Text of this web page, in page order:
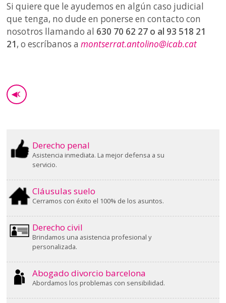
Si quiere que le ayudemos en algún caso judicial
que tenga, no dude en ponerse en contacto con
nosotros llamando al 630 70 62 27 o al 93 518 21
21, o escríbanos amontserrat.antolino@icab.cat
◀GO BACK
Derecho penal
Asistencia inmediata. La mejor defensa a su
servicio.
Cláusulas suelo
Cerramos con éxito el 100% de los asuntos.
Derecho civil
Brindamos una asistencia profesional y
personalizada.
Abogado divorcio barcelona
Abordamos los problemas con sensibilidad.